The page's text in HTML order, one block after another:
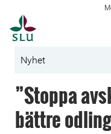
Nyhet
”Stoppa
bättre